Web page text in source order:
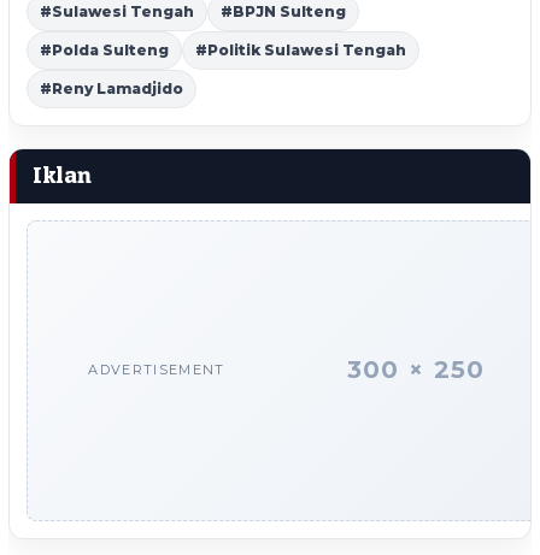
#Sulawesi Tengah #BPJN Sulteng
#Polda Sulteng #Politik Sulawesi Tengah
#Reny Lamadjido
Iklan
ADVERTISEMENT 300 × 250